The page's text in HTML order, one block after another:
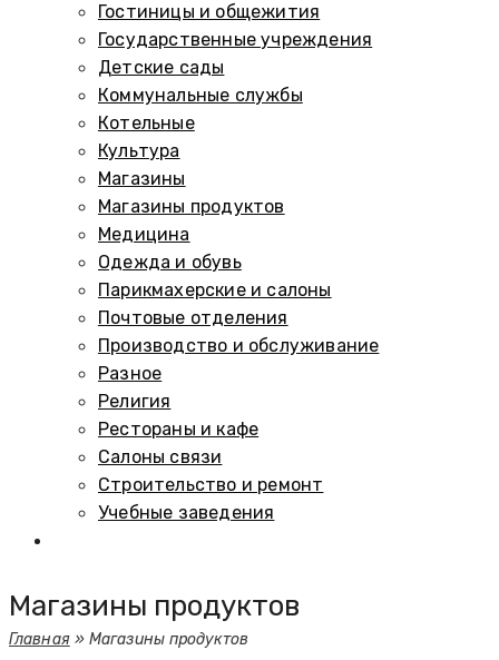
Гостиницы и общежития
Государственные учреждения
Детские сады
Коммунальные службы
Котельные
Культура
Магазины
Магазины продуктов
Медицина
Одежда и обувь
Парикмахерские и салоны
Почтовые отделения
Производство и обслуживание
Разное
Религия
Рестораны и кафе
Салоны связи
Строительство и ремонт
Учебные заведения
Магазины продуктов
Главная»Магазины продуктов